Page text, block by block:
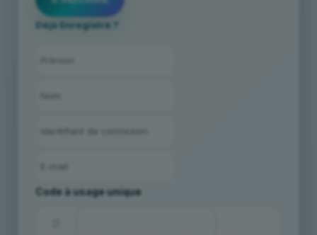
Déjà Enregistré ?
Code à usage unique